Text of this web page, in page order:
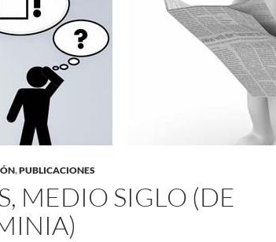
,PUBLICACIONES
MEDIO SIGLO (DE